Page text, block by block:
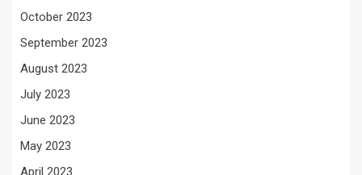
October 2023
September 2023
August 2023
July 2023
June 2023
May 2023
April 2023